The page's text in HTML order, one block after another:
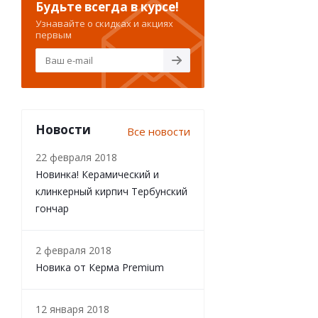
Будьте всегда в курсе!
Узнавайте о скидках и акциях
первым
Новости Все новости
22 февраля 2018
Новинка! Керамический и
клинкерный кирпич Тербунский
гончар
2 февраля 2018
Новика от Керма Premium
12 января 2018